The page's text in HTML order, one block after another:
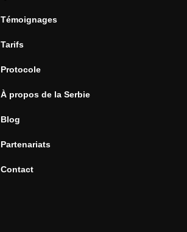
Témoignages
Tarifs
Protocole
À propos de la Serbie
Blog
Partenariats
Contact